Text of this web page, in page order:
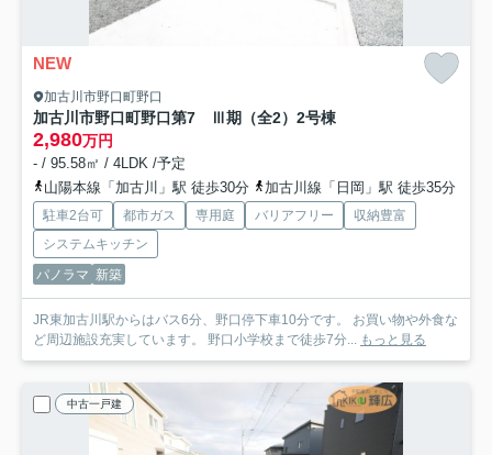
NEW
加古川市野口町野口
加古川市野口町野口第7 Ⅲ期（全2）2号棟
2,980万円
- / 95.58㎡ / 4LDK /予定
山陽本線「加古川」駅 徒歩30分
加古川線「日岡」駅 徒歩35分
駐車2台可 都市ガス 専用庭 バリアフリー
収納豊富
システムキッチン
パノラマ 新築
JR東加古川駅からはバス6分、野口停下車10分です。 お買い物や外食な
ど周辺施設充実しています。 野口小学校まで徒歩7分... もっと見る
中古一戸建